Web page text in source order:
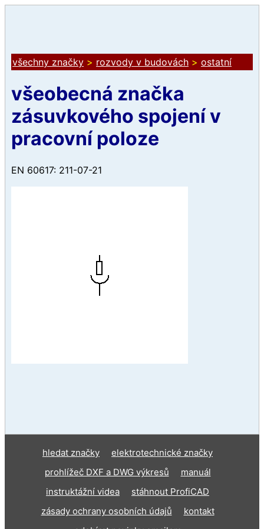
všechny značky > rozvody v budovách > ostatní
všeobecná značka
zásuvkového spojení v
pracovní poloze
EN 60617: 211-07-21
hledat značky
elektrotechnické značky
prohlížeč DXF a DWG výkresů
manuál
instruktážní videa
stáhnout ProfiCAD
zásady ochrany osobních údajů
kontakt